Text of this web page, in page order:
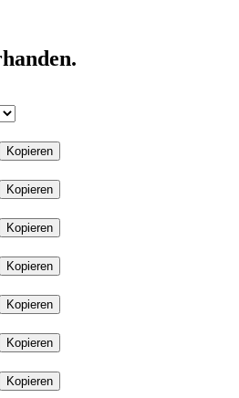
Kopieren
Kopieren
Kopieren
Kopieren
Kopieren
Kopieren
Kopieren